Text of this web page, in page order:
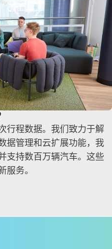
行程数据。我们致力于解
据管理和云扩展功能，我
支持数百万辆汽车。这些
服务。